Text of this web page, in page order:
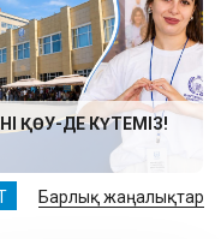
Барлық жаңалықтар
ҚӨУ-ДЕ КҮТЕМІЗ!